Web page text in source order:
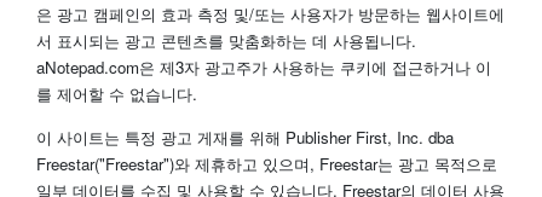
은 광고 캠페인의 효과 측정 및/또는 사용자가 방문하는 웹사이트에
서 표시되는 광고 콘텐츠를 맞춤화하는 데 사용됩니다.
aNotepad.com은 제3자 광고주가 사용하는 쿠키에 접근하거나 이
를 제어할 수 없습니다.
이 사이트는 특정 광고 게재를 위해 Publisher First, Inc. dba
Freestar("Freestar")와 제휴하고 있으며, Freestar는 광고 목적으로
일부 데이터를 수집 및 사용할 수 있습니다. Freestar의 데이터 사용